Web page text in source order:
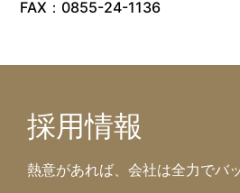
FAX：0855-24-1136
採用情報
熱意があれば、会社は全力でバ